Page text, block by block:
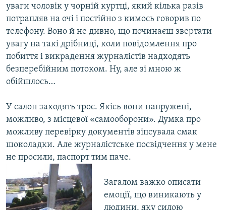
уваги чоловік у чорній куртці, який кілька разів
потрапляв на очі і постійно з кимось говорив по
телефону. Воно й не дивно, що починаєш звертати
увагу на такі дрібниці, коли повідомлення про
побиття і викрадення журналістів надходять
безперебійним потоком. Ну, але зі мною ж
обійшлось…
У салон заходять троє. Якісь вони напружені,
можливо, з місцевої «самооборони». Думка про
можливу перевірку документів зіпсувала смак
шоколадки. Але журналістське посвідчення у мене
не просили, паспорт тим паче.
​Загалом важко описати
емоції, що виникають у
людини, яку силою